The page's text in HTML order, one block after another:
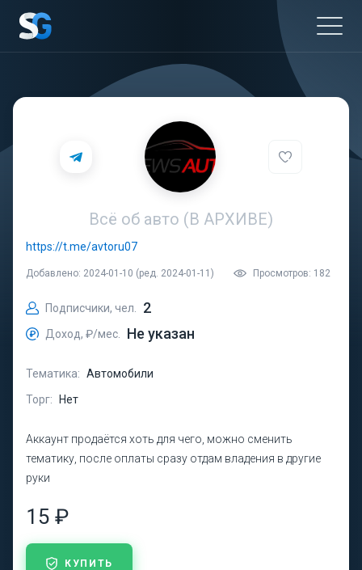
Всё об авто (В АРХИВЕ)
https://t.me/avtoru07
Добавлено: 2024-01-10 (ред. 2024-01-11) Просмотров: 182
Подписчики, чел. 2
Доход, ₽/мес. Не указан
Тематика: Автомобили
Торг:
Нет
Аккаунт продаётся хоть для чего, можно сменить
тематику, после оплаты сразу отдам владения в другие
руки
15 ₽
КУПИТЬ